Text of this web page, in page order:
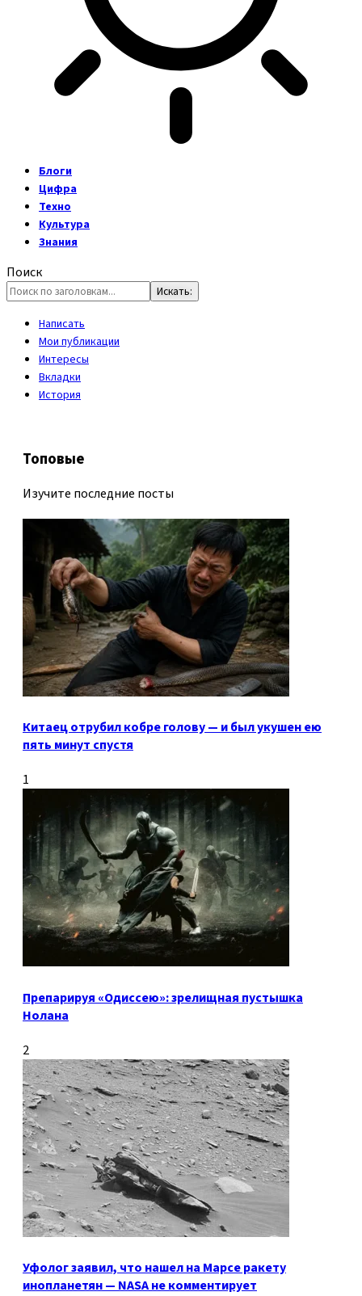
Блоги
Цифра
Техно
Культура
Знания
Поиск
Написать
Мои публикации
Интересы
Вкладки
История
Топовые
Изучите последние посты
Китаец отрубил кобре голову — и был укушен ею
пять минут спустя
1
Препарируя «Одиссею»: зрелищная пустышка
Нолана
2
Уфолог заявил, что нашел на Марсе ракету
инопланетян — NASA не комментирует